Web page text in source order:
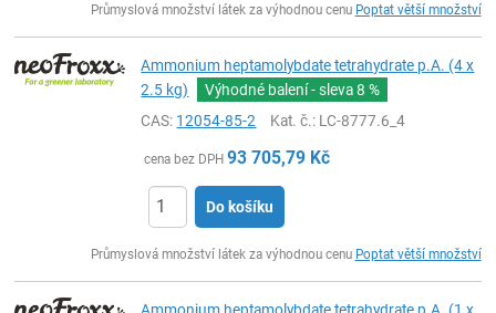
Průmyslová množství látek za výhodnou cenu Poptat větší množství
Ammonium heptamolybdate tetrahydrate p.A. (4 x
2.5 kg)
Výhodné balení - sleva8 %
CAS: 12054-85-2 Kat. č.: LC-8777.6_4
cena bez DPH 93 705,79 Kč
Do košíku
Průmyslová množství látek za výhodnou cenu Poptat větší množství
Ammonium heptamolybdate tetrahydrate p.A. (1 x